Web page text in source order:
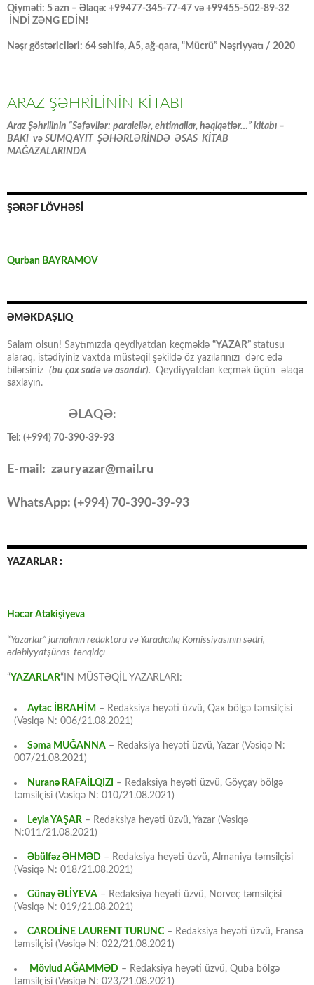
Qiyməti: 5 azn – Əlaqə: +99477-345-77-47 və +99455-502-89-32
İNDİ ZƏNG EDİN!
Nəşr göstəriciləri: 64 səhifə, A5, ağ-qara, “Mücrü” Nəşriyyatı / 2020
ARAZ ŞƏHRİLİNİN KİTABI
Araz Şəhrilinin “Səfəvilər: paralellər, ehtimallar, həqiqətlər…” kitabı –
BAKI və SUMQAYIT ŞƏHƏRLƏRİNDƏ ƏSAS KİTAB
MAĞAZALARINDA
ŞƏRƏF LÖVHƏSİ
Qurban BAYRAMOV
ƏMƏKDAŞLIQ
Salam olsun! Saytımızda qeydiyatdan keçməklə “YAZAR” statusu
alaraq, istədiyiniz vaxtda müstəqil şəkildə öz yazılarınızı dərc edə
bilərsiniz (bu çox sadə və asandır). Qeydiyyatdan keçmək üçün əlaqə
saxlayın.
ƏLAQƏ:
Tel: (+994) 70-390-39-93
E-mail: zauryazar@mail.ru
WhatsApp: (+994) 70-390-39-93
YAZARLAR :
Həcər Atakişiyeva
“Yazarlar” jurnalının redaktoru və Yaradıcılıq Komissiyasının sədri,
ədəbiyyatşünas-tənqidçı
“YAZARLAR“IN MÜSTƏQİL YAZARLARI:
Aytac İBRAHİM – Redaksiya heyəti üzvü, Qax bölgə təmsilçisi
(Vəsiqə N: 006/21.08.2021)
Səma MUĞANNA – Redaksiya heyəti üzvü, Yazar (Vəsiqə N:
007/21.08.2021)
Nuranə RAFAİLQIZI
– Redaksiya heyəti üzvü, Göyçay bölgə
təmsilçisi (Vəsiqə N: 010/21.08.2021)
Leyla YAŞAR – Redaksiya heyəti üzvü, Yazar (Vəsiqə
N:011/21.08.2021)
Əbülfəz ƏHMƏD – Redaksiya heyəti üzvü, Almaniya təmsilçisi
(Vəsiqə N: 018/21.08.2021)
Günay ƏLİYEVA – Redaksiya heyəti üzvü, Norveç təmsilçisi
(Vəsiqə N: 019/21.08.2021)
CAROLİNE LAURENT TURUNC – Redaksiya heyəti üzvü, Fransa
təmsilçisi (Vəsiqə N: 022/21.08.2021)
Mövlud AĞAMMƏD – Redaksiya heyəti üzvü, Quba bölgə
təmsilçisi (Vəsiqə N: 023/21.08.2021)